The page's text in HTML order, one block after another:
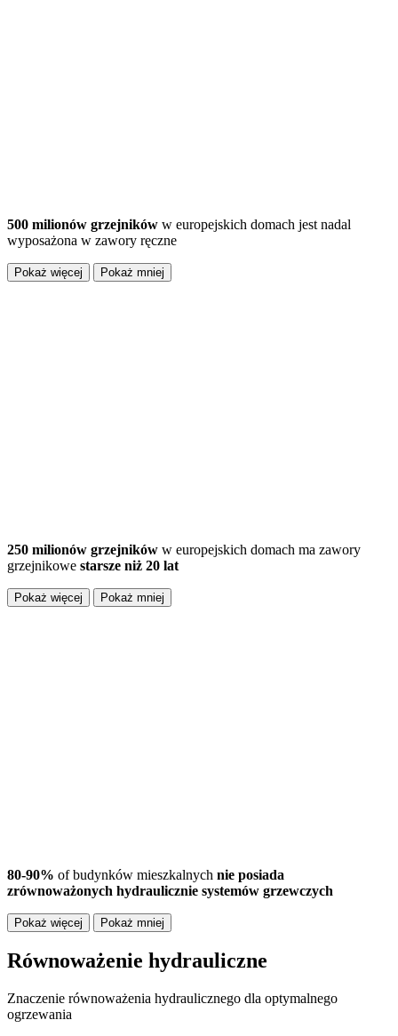
500 milionów grzejników w europejskich domach jest nadal
wyposażona w zawory ręczne
Pokaż więcej Pokaż mniej
250 milionów grzejników w europejskich domach ma zawory
grzejnikowe starsze niż 20 lat
Pokaż więcej Pokaż mniej
80-90% of budynków mieszkalnych nie posiada
zrównoważonych hydraulicznie systemów grzewczych
Pokaż więcej Pokaż mniej
Równoważenie hydrauliczne
Znaczenie równoważenia hydraulicznego dla optymalnego
ogrzewania